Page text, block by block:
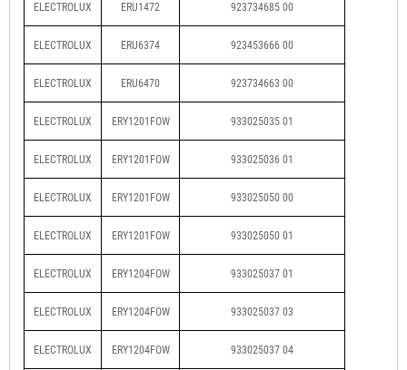
ELECTROLUX ERU1472 923734685 00
ELECTROLUX ERU6374 923453666 00
ELECTROLUX ERU6470 923734663 00
ELECTROLUX ERY1201FOW 933025035 01
ELECTROLUX ERY1201FOW 933025036 01
ELECTROLUX ERY1201FOW 933025050 00
ELECTROLUX ERY1201FOW 933025050 01
ELECTROLUX ERY1204FOW 933025037 01
ELECTROLUX ERY1204FOW 933025037 03
ELECTROLUX ERY1204FOW 933025037 04